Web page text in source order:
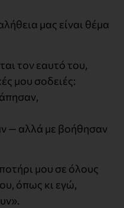
μας είναι θέμα
τον εαυτό του,
μου σοδειές:
— αλλά με βοήθησαν
μου σε όλους
όπως κι εγώ,